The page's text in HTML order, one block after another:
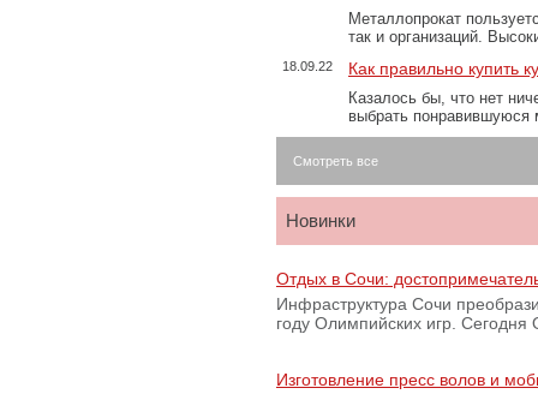
Металлопрокат
так и организаций.
18.09.22 Как правильно купить
Казалось бы, что нет
выбрать
Смотреть все
Новинки
Отдых в Сочи:
Инфраструктура Сочи
году Олимпийских игр.
Изготовление пресс волов и